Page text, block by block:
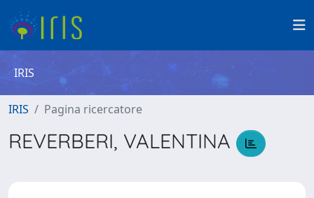
IRIS
IRIS Pagina ricercatore
REVERBERI, VALENTINA